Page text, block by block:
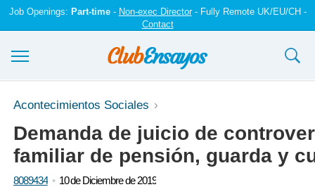
Job Openings: Part-time- Non-exec Director- Fully Remote UK/EU/CH -
Contact
Ensayos y trabajos
Registrarse
Iniciar sesión
Acontecimientos Sociales
Demanda de juicio de
familiar de pensión, guarda y
8089434
10 de Diciembre de 2019